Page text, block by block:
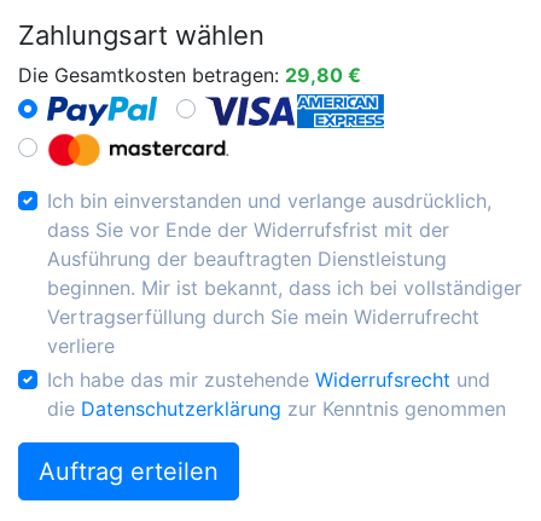
Zahlungsart wählen
Die Gesamtkosten betragen: 29,80 €
Ich bin einverstanden und verlange ausdrücklich,
dass Sie vor Ende der Widerrufsfrist mit der
Ausführung der beauftragten Dienstleistung
beginnen. Mir ist bekannt, dass ich bei vollständiger
Vertragserfüllung durch Sie mein Widerrufrecht
verliere
Ich habe das mir zustehende Widerrufsrecht und
die Datenschutzerklärung zur Kenntnis genommen
Auftrag erteilen